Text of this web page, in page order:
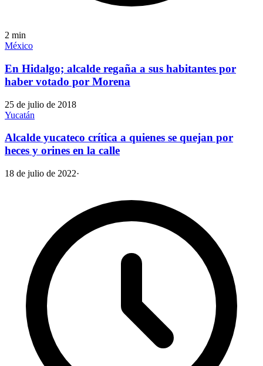
2 min
México
En Hidalgo; alcalde regaña a sus habitantes por
haber votado por Morena
25 de julio de 2018
Yucatán
Alcalde yucateco crítica a quienes se quejan por
heces y orines en la calle
18 de julio de 2022·